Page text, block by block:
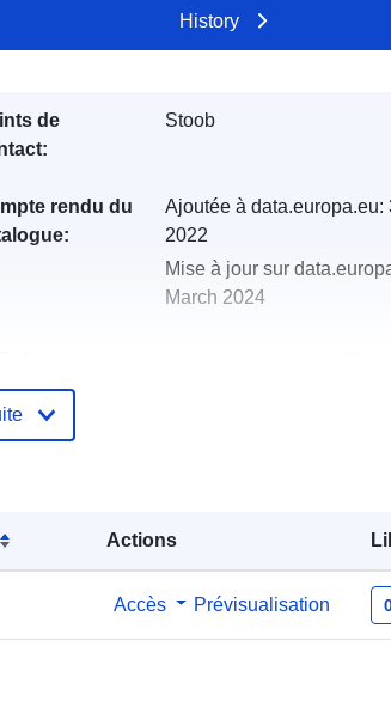
Actions
Accès Prévisualisation
History
de
Stoob
rendu du
Ajoutée à data.europa.eu:
2022
Mise à jour sur
March 2024